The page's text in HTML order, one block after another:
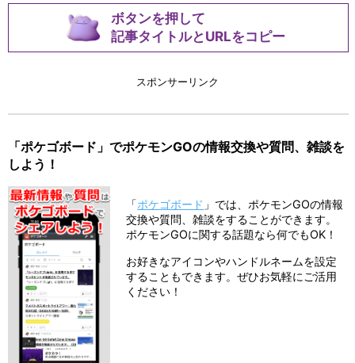
ボタンを押して
記事タイトルとURLをコピー
スポンサーリンク
「ポケゴボード」でポケモンGOの情報交換や質問、雑談を
しよう！
「ポケゴボード 」では、ポケモンGOの情報
交換や質問、雑談をすることができます。
ポケモンGOに関する話題なら何でもOK！
お好きなアイコンやハンドルネームを設定
することもできます。ぜひお気軽にご活用
ください！